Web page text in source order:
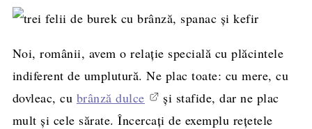
Noi, românii, avem o relație specială cu plăcintele
indiferent de umplutură. Ne plac toate: cu mere, cu
dovleac, cu brânză dulce
și stafide, dar ne plac
mult și cele sărate. Încercați de exemplu rețetele